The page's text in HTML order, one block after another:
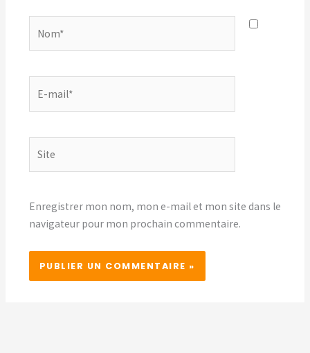
mail*
Enregistrer mon nom, mon e-mail et mon site dans le
navigateur pour mon prochain commentaire.